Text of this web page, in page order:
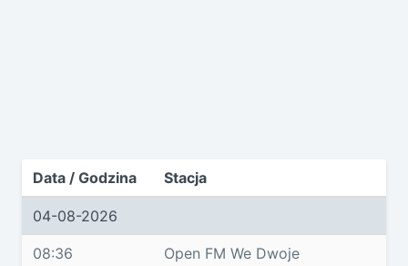
Data / Godzina Stacja
04-08-2026
08:36 Open FM We Dwoje